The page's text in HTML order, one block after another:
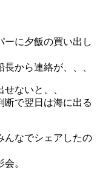
ーに夕飯の買い出し
から連絡が、、、
ないと、、
断で翌日は海に出る
んなでシェアしたの
。